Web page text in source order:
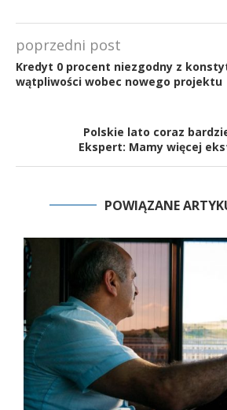
poprzedni post
Kredyt 0 procent niezgodny z
wątpliwości wobec nowego projektu
Polskie lato coraz
Ekspert: Mamy więcej
POWIĄZANE